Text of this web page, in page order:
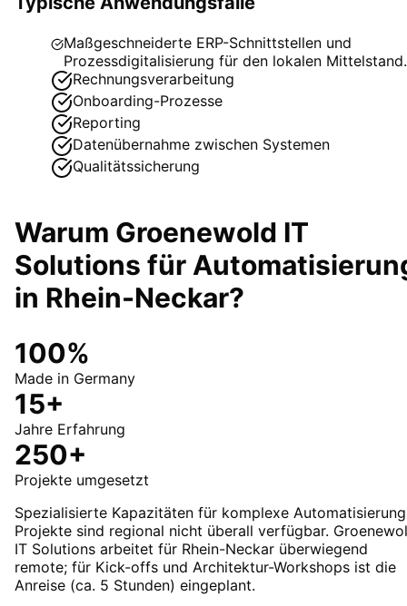
Maßgeschneiderte ERP-Schnittstellen und
Prozessdigitalisierung für den lokalen Mittelstand.
Rechnungsverarbeitung
Onboarding-Prozesse
Reporting
Datenübernahme zwischen Systemen
Qualitätssicherung
Warum Groenewold IT
Solutions für
in Rhein-Neckar?
100%
Made in Germany
15+
Jahre Erfahrung
250+
Projekte umgesetzt
Spezialisierte Kapazitäten für komplexe
Projekte sind regional nicht überall verfügbar.
IT Solutions arbeitet für Rhein-Neckar überwiegend
remote; für Kick-offs und Architektur-Workshops ist die
Anreise (ca. 5 Stunden) eingeplant.